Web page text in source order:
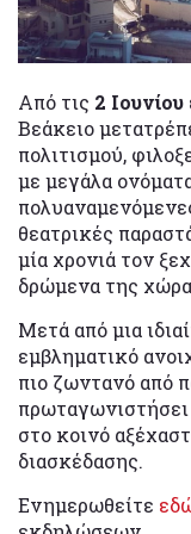
Από τις 2
Βεάκειο
πολιτισμού,
με μεγάλα
θεατρικές
μία χρονιά τον
δρώμενα της
Μετά από μια
εμβληματικό
πιο ζωντανό από
πρωταγωνιστήσει
στο κοινό
διασκέδασης.
Ενημερωθείτε